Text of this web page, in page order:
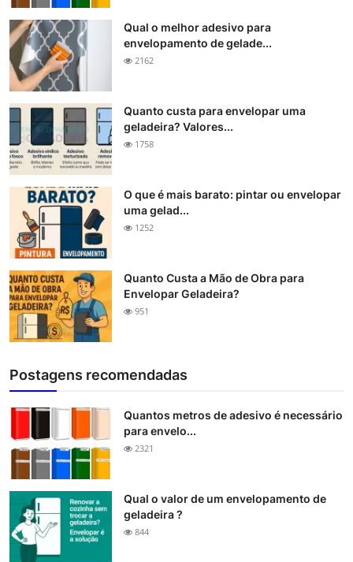
Qual o melhor adesivo para
envelopamento de gelade...
2162
Quanto custa para envelopar uma
geladeira? Valores...
1758
O que é mais barato: pintar ou envelopar
uma gelad...
1252
Quanto Custa a Mão de Obra para
Envelopar Geladeira?
951
Postagens recomendadas
Quantos metros de adesivo é necessário
para envelo...
2321
Qual o valor de um envelopamento de
geladeira ?
844